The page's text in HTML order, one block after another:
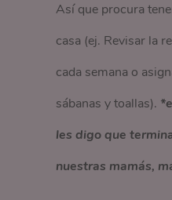
Así que procura
casa (ej. Revisar la
cada semana o
sábanas y toallas).
les digo que
nuestras mamás,